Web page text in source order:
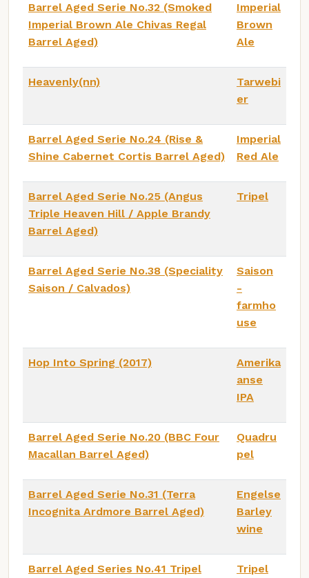
Barrel Aged Serie No.32 (Smoked
Imperial Brown Ale Chivas Regal
Barrel Aged)
Imperial
Brown
Ale
Heavenly(nn)
Tarwebi
er
Barrel Aged Serie No.24 (Rise &
Shine Cabernet Cortis Barrel Aged)
Imperial
Red Ale
Barrel Aged Serie No.25 (Angus
Triple Heaven Hill / Apple Brandy
Barrel Aged)
Tripel
Barrel Aged Serie No.38 (Speciality
Saison / Calvados)
Saison
-
farmho
use
Hop Into Spring (2017)
Amerika
anse
IPA
Barrel Aged Serie No.20 (BBC Four
Macallan Barrel Aged)
Quadru
pel
Barrel Aged Serie No.31 (Terra
Incognita Ardmore Barrel Aged)
Engelse
Barley
wine
Barrel Aged Series No.41 Tripel
Tripel